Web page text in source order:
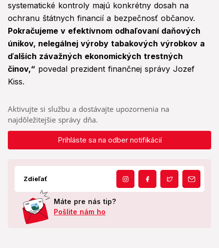
systematické kontroly majú konkrétny dosah na
ochranu štátnych financií a bezpečnosť občanov.
Pokračujeme v efektívnom odhaľovaní daňových
únikov, nelegálnej výroby tabakových výrobkov a
ďalších závažných ekonomických trestných
činov,“ povedal prezident finančnej správy Jozef
Kiss.
Aktivujte si službu a dostávajte upozornenia na
najdôležitejšie správy dňa.
Prihláste sa na odber notifikácií
Zdieľať
Máte pre nás tip?
Pošlite nám ho